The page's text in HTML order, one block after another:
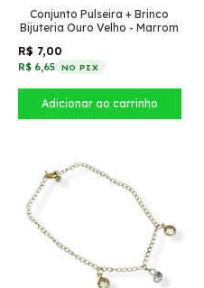
Conjunto Pulseira + Brinco
Bijuteria Ouro Velho - Marrom
R$ 7,00
R$ 6,65 NO PIX